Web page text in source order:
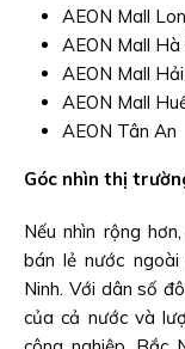
AEON Mall
AEON Mall
AEON Mall
AEON Mall
AEON Tân An
Góc nhìn thị
Nếu nhìn rộng
bán lẻ nước
Ninh. Với dân số
của cả nước và